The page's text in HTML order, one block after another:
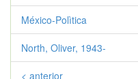
México-Polìtica
North, Oliver, 1943-
< anterior